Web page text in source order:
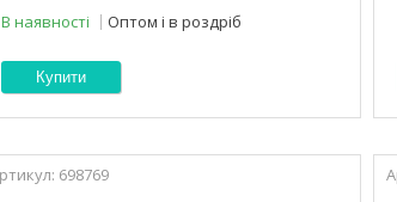
В наявності Оптом і в роздріб
Купити
698769